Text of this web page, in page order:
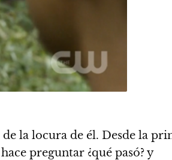
la locura de él. Desde la
preguntar ¿qué pasó? y